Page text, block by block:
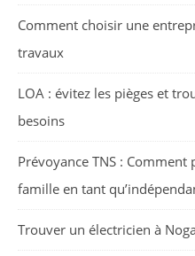
Comment choisir une
travaux
LOA : évitez les pièges et
besoins
Prévoyance TNS :
famille en tant
Trouver un électricien à